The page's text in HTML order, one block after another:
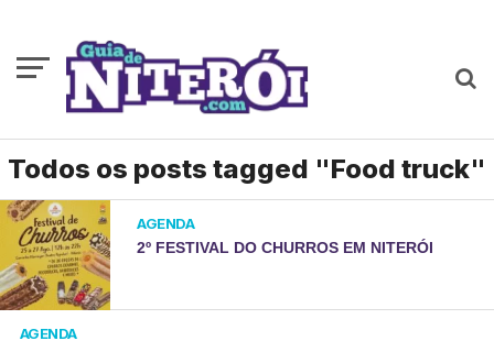
Todos os posts tagged "Food truck"
AGENDA
2º FESTIVAL DO CHURROS EM NITERÓI
AGENDA